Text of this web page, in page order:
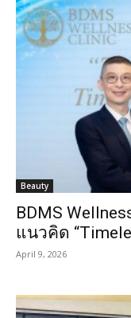
Beauty
BDMS
แนวคิด
April 9, 2026